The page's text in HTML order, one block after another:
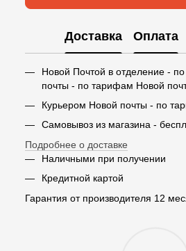
Доставка Оплата
Новой Почтой в отделение -
почты - по тарифам Новой
Курьером Новой почты - по
Самовывоз из магазина -
Подробнее о доставке
Наличными при получении
Кредитной картой
Гарантия от производителя 12